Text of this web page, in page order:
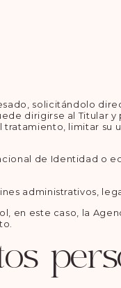
solicitándolo
dirigirse al Titular
limitar su
de Identidad o
administrativos,
en este caso, la